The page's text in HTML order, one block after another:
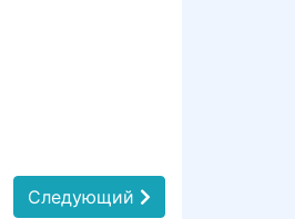
Следующий